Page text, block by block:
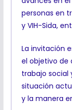
personas en
y VIH-Sida,
La invitación
el objetivo de
trabajo social
situación
y la manera